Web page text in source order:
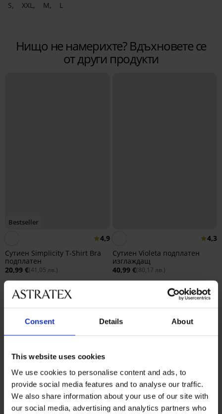
Consent Details About
This website uses cookies
We use cookies to personalise content and ads, to
provide social media features and to analyse our traffic.
We also share information about your use of our site with
our social media, advertising and analytics partners who
S
XXL M L
Нищо не намерихте? Вдъхновете се
от други продукти
Bestseller
4,9
Сутиен Simplicity T-Shirt Bra
подплатен
20,99 €(41,05 лв.)
4,3
Сутиен Violeta подплатен
изглаждащ
40,99 €(80,17 лв.)